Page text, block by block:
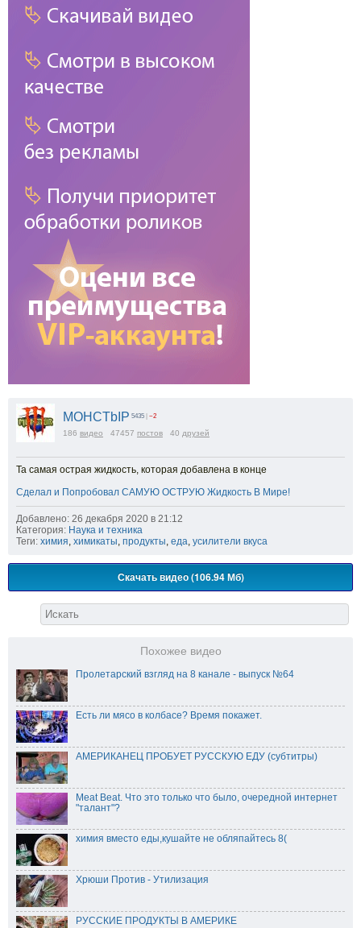
MOHCTbIP 5435 −2
186 видео 47457 постов 40 друзей
Та самая острая жидкость, которая добавлена в конце
Сделал и Попробовал САМУЮ ОСТРУЮ Жидкость В Мире!
Добавлено: 26 декабря 2020 в 21:12
Категория: Наука и техника
Теги: химия, химикаты, продукты, еда, усилители вкуса
Скачать видео (106.94 Мб)
Похожее видео
Пролетарский взгляд на 8 канале - выпуск №64
Есть ли мясо в колбасе? Время покажет.
АМЕРИКАНЕЦ ПРОБУЕТ РУССКУЮ ЕДУ (субтитры)
Meat Beat. Что это только что было, очередной интернет
"талант"?
химия вместо еды,кушайте не обляпайтесь 8(
Хрюши Против - Утилизация
РУССКИЕ ПРОДУКТЫ В АМЕРИКЕ